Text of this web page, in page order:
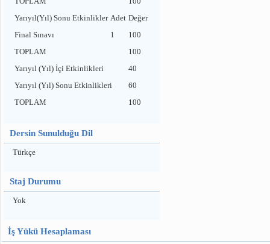
Yarıyıl(Yıl) Sonu Etkinlikler Adet Değer
Final Sınavı
1
100
TOPLAM
100
Yarıyıl (Yıl) İçi Etkinlikleri
40
Yarıyıl (Yıl) Sonu Etkinlikleri
60
TOPLAM
100
Dersin Sunulduğu Dil
Türkçe
Staj Durumu
Yok
İş Yükü Hesaplaması